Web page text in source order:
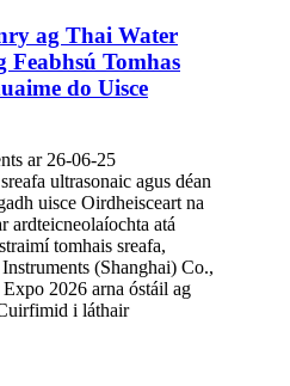
ag Thai Water
Feabhsú Tomhas
do Uisce
ar 26-06-25
ultrasonaic agus déan
uisce Oirdheisceart na
ardteicneolaíochta atá
tomhais sreafa,
(Shanghai) Co.,
2026 arna óstáil ag
i láthair